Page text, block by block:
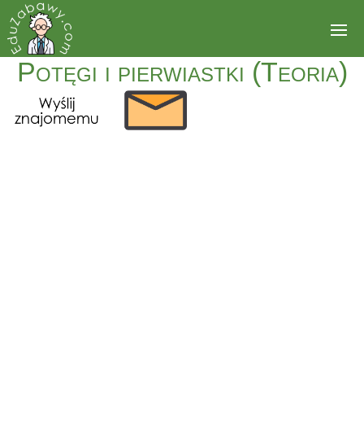
Potęgi i pierwiastki (Teoria)